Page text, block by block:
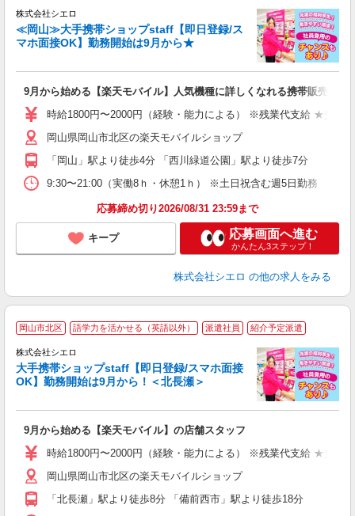
株式会社シエロ
≪岡山≫大手携帯ショップstaff【即日登録/ス
マホ面接OK】勤務開始は9月から★
9月から始める【楽天モバイル】人気機種に詳しくなれる携帯販売
時給1800円〜2000円（経験・能力による） ※残業代支給 ★交通
岡山県岡山市北区の楽天モバイルショップ
「岡山」駅より徒歩4分 「西川緑道公園」駅より徒歩7分
9:30〜21:00（実働8ｈ・休憩1ｈ） ※土日祝含む週5日勤務
応募締め切り2026/08/31 23:59まで
キープ 応募画面へ進む
かんたん3ステップ！
株式会社シエロ の他の求人をみる
岡山市北区 語学力を活かせる（英語以外） 派遣社員 紹介予定派遣
株式会社シエロ
大手携帯ショップstaff【即日登録/スマホ面接
OK】勤務開始は9月から！＜北長瀬＞
9月から始める【楽天モバイル】の店舗スタッフ
時給1800円〜2000円（経験・能力による） ※残業代支給 ★交通
岡山県岡山市北区の楽天モバイルショップ
「北長瀬」駅より徒歩8分 「備前西市」駅より徒歩18分